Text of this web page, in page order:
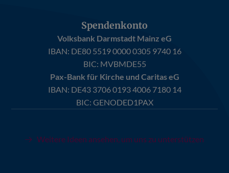
Spendenkonto
Volksbank Darmstadt Mainz eG
IBAN: DE80 5519 0000 0305 9740 16
BIC: MVBMDE55
Pax-Bank für Kirche und Caritas eG
IBAN: DE43 3706 0193 4006 7180 14
BIC: GENODED1PAX
Weitere Ideen ansehen, um uns zu unterstützen